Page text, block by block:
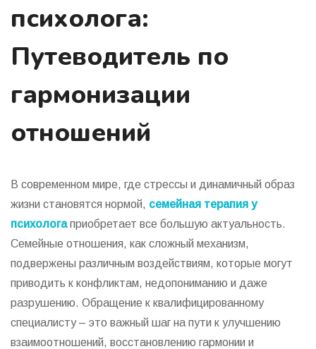
психолога:
Путеводитель по
гармонизации
отношений
В современном мире, где стрессы и динамичный образ
жизни становятся нормой, семейная терапия у
психологаприобретает все большую актуальность.
Семейные отношения, как сложный механизм,
подвержены различным воздействиям, которые могут
приводить к конфликтам, недопониманию и даже
разрушению. Обращение к квалифицированному
специалисту – это важный шаг на пути к улучшению
взаимоотношений, восстановлению гармонии и